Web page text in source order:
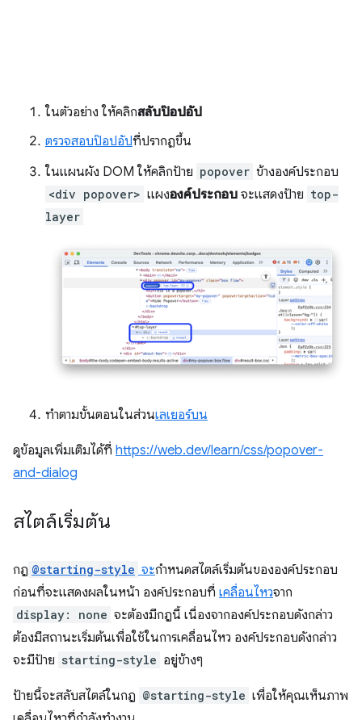
ในตัวอย่าง ให้คลิกสลับป๊อปอัป
ตรวจสอบป๊อปอัปที่ปรากฏขึ้น
ในแผนผัง DOM ให้คลิกป้าย popover ข้างองค์ประกอบ
<div popover> แผงองค์ประกอบ จะแสดงป้าย top-
layer
ทำตามขั้นตอนในส่วนเลเยอร์บน
ดูข้อมูลเพิ่มเติมได้ที่ https://web.dev/learn/css/popover-
and-dialog
สไตล์เริ่มต้น
กฎ @starting-style จะกำหนดสไตล์เริ่มต้นขององค์ประกอบ
ก่อนที่จะแสดงผลในหน้า องค์ประกอบที่ เคลื่อนไหวจาก
display: none จะต้องมีกฎนี้ เนื่องจากองค์ประกอบดังกล่าว
ต้องมีสถานะเริ่มต้นเพื่อใช้ในการเคลื่อนไหว องค์ประกอบดังกล่าว
จะมีป้าย starting-style อยู่ข้างๆ
ป้ายนี้จะสลับสไตล์ในกฎ @starting-style เพื่อให้คุณเห็นภาพ